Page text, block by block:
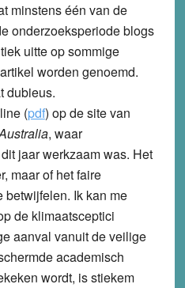
minstens één van de
onderzoeksperiode blogs
uitte op sommige
worden genoemd.
dubieus.
(pdf) op de site van
, waar
jaar werkzaam was. Het
maar of het faire
betwijfelen. Ik kan me
de klimaatsceptici
aanval vanuit de veilige
academisch
wordt, is stiekem